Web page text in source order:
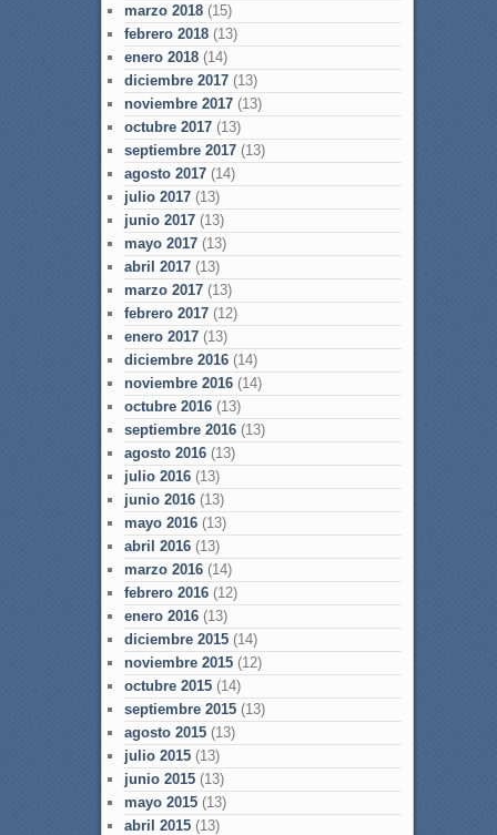
marzo 2018(15)
febrero 2018(13)
enero 2018(14)
diciembre 2017(13)
noviembre 2017(13)
octubre 2017(13)
septiembre 2017(13)
agosto 2017(14)
julio 2017(13)
junio 2017(13)
mayo 2017(13)
abril 2017(13)
marzo 2017(13)
febrero 2017(12)
enero 2017(13)
diciembre 2016(14)
noviembre 2016(14)
octubre 2016(13)
septiembre 2016(13)
agosto 2016(13)
julio 2016(13)
junio 2016(13)
mayo 2016(13)
abril 2016(13)
marzo 2016(14)
febrero 2016(12)
enero 2016(13)
diciembre 2015(14)
noviembre 2015(12)
octubre 2015(14)
septiembre 2015(13)
agosto 2015(13)
julio 2015(13)
junio 2015(13)
mayo 2015(13)
abril 2015(13)